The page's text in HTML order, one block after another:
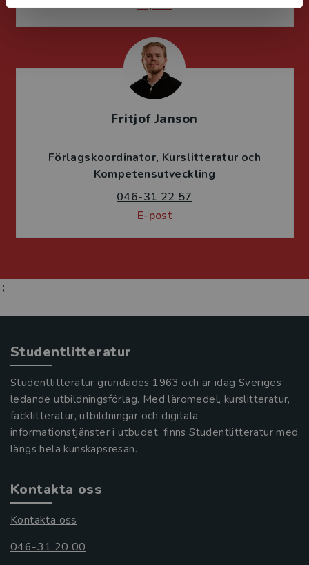
E-post
Fritjof Janson
Förlagskoordinator Kurslitteratur och
Kompetensutveckling
046-31 22 57
E-post
;
Studentlitteratur
Studentlitteratur grundades 1963 och är idag Sveriges
ledande utbildningsförlag. Med läromedel, kurslitteratur,
facklitteratur, utbildningar och digitala
informationstjänster i utbudet, finns Studentlitteratur med
längs hela kunskapsresan.
Kontakta oss
Kontakta oss
046-31 20 00